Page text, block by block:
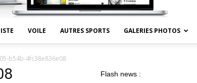
VOILE AUTRES SPORTS GALERIES PHOTOS
b54b-4fc38e836e08
Flash news :